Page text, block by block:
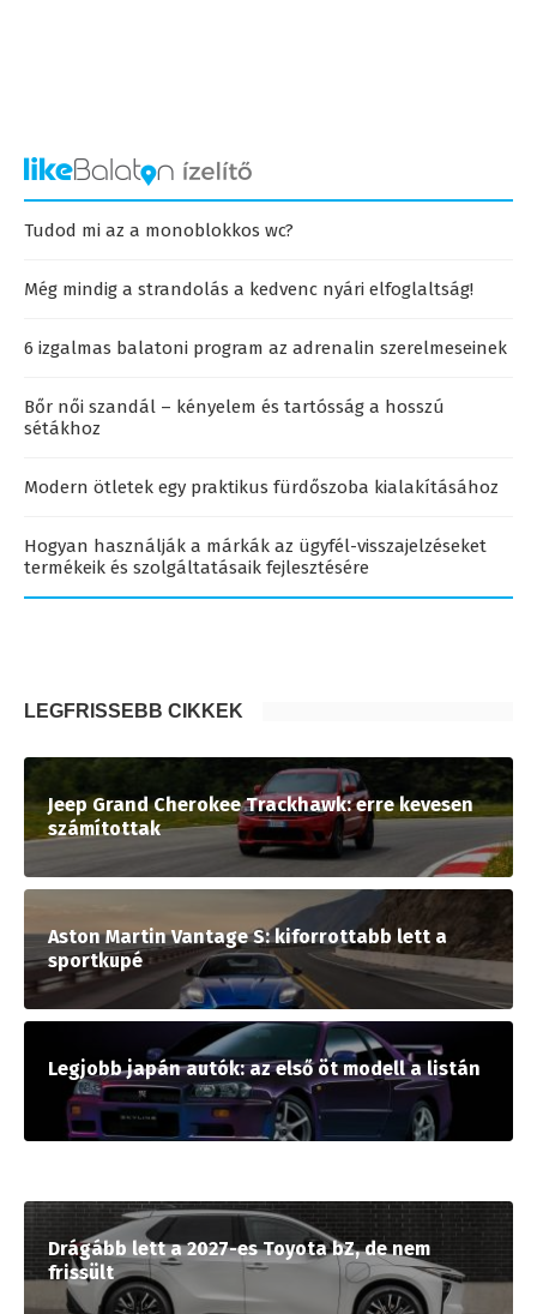
Tudod mi az a monoblokkos wc?
Még mindig a strandolás a kedvenc nyári elfoglaltság!
6 izgalmas balatoni program az adrenalin szerelmeseinek
Bőr női szandál – kényelem és tartósság a hosszú
sétákhoz
Modern ötletek egy praktikus fürdőszoba kialakításához
Hogyan használják a márkák az ügyfél-visszajelzéseket
termékeik és szolgáltatásaik fejlesztésére
LEGFRISSEBB CIKKEK
Jeep Grand Cherokee Trackhawk: erre kevesen
számítottak
Aston Martin Vantage S: kiforrottabb lett a
sportkupé
Legjobb japán autók: az első öt modell a listán
Drágább lett a 2027-es Toyota bZ, de nem
frissült